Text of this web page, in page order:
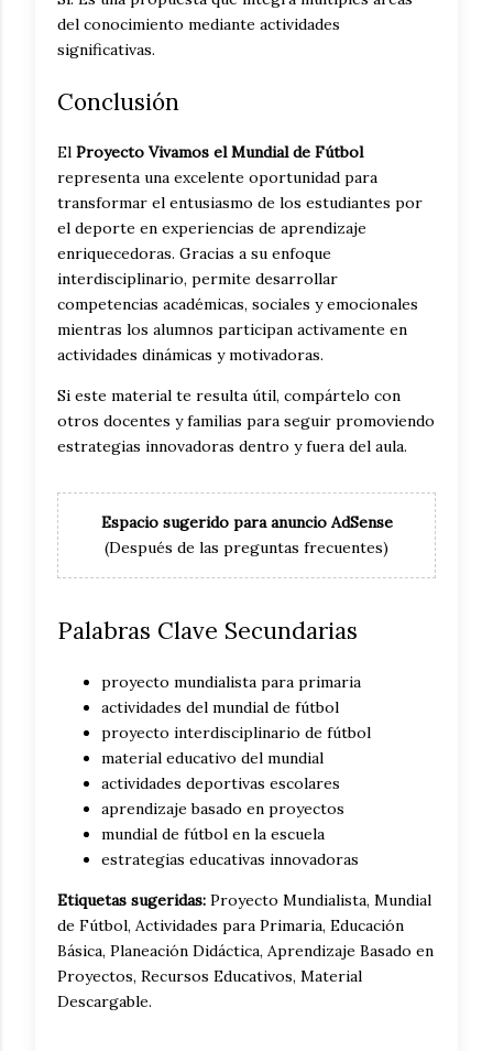
del conocimiento mediante actividades
significativas.
Conclusión
El Proyecto Vivamos el Mundial de Fútbol
representa una excelente oportunidad para
transformar el entusiasmo de los estudiantes por
el deporte en experiencias de aprendizaje
enriquecedoras. Gracias a su enfoque
interdisciplinario, permite desarrollar
competencias académicas, sociales y emocionales
mientras los alumnos participan activamente en
actividades dinámicas y motivadoras.
Si este material te resulta útil, compártelo con
otros docentes y familias para seguir promoviendo
estrategias innovadoras dentro y fuera del aula.
Espacio sugerido para anuncio AdSense
(Después de las preguntas frecuentes)
Palabras Clave Secundarias
proyecto mundialista para primaria
actividades del mundial de fútbol
proyecto interdisciplinario de fútbol
material educativo del mundial
actividades deportivas escolares
aprendizaje basado en proyectos
mundial de fútbol en la escuela
estrategias educativas innovadoras
Etiquetas sugeridas: Proyecto Mundialista, Mundial
de Fútbol, Actividades para Primaria, Educación
Básica, Planeación Didáctica, Aprendizaje Basado en
Proyectos, Recursos Educativos, Material
Descargable.